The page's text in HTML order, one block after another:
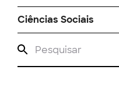
Ciências Sociais